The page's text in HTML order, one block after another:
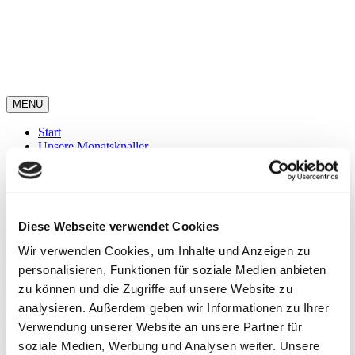
Diese Webseite verwendet Cookies
Wir verwenden Cookies, um Inhalte und Anzeigen zu
personalisieren, Funktionen für soziale Medien anbieten
zu können und die Zugriffe auf unsere Website zu
analysieren. Außerdem geben wir Informationen zu Ihrer
Verwendung unserer Website an unsere Partner für
soziale Medien, Werbung und Analysen weiter. Unsere
MENU
Start
Unsere Monatsknaller
Über uns
Sortiment
Zurück Vor
What kind of financing services do you offer?
Vestibulum ac convallis eros, sit amet suscipit ante. Nulla eleifend
nulla suscipit placerat feugiat.
Vonhulahoop|2022-03-03T14:11:53+01:003. März 2022|0
Kommentare